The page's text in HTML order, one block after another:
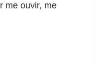
me ouvir, me